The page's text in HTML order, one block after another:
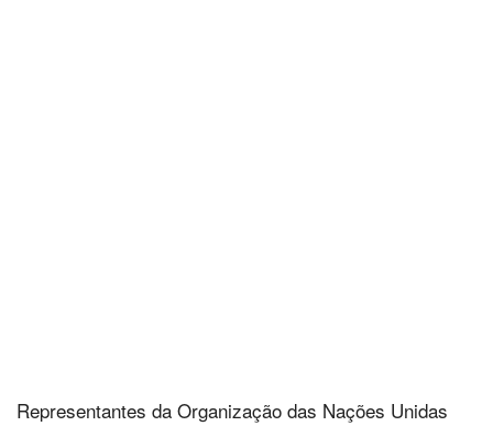
Representantes da Organização das Nações Unidas